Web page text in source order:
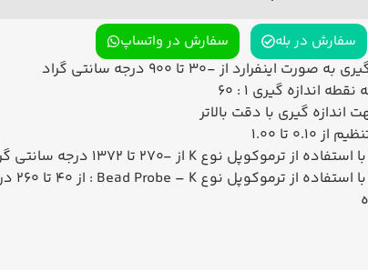
سفارش در بله سفارش در واتساپ
اینفرارد از -30 تا 900 درجه سانتی گراد
اندازه گیری 60 : 1
اندازه گیری با دقت بالاتر
تا 1.00
استفاده از ترموکوپل نوع K از -270 تا 1372 درجه سانتی گراد
استفاده از ترموکوپل نوع K
–
Bead Probe : از 40 تا 260 درجه سانتی گراد